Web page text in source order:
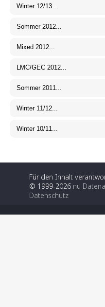
Für den Inhalt
© 1999-2026 nu
Datenschutz